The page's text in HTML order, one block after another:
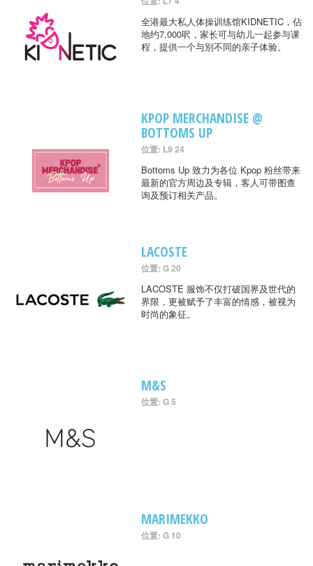
全港最大私人体操训练馆KIDNETIC，佔
地约7,000呎，家长可与幼儿一起参与课
程，提供一个与別不同的亲子体验。
KPOP MERCHANDISE @
BOTTOMS UP
位置: L9 24
Bottoms Up 致力为各位 Kpop 粉丝带来
最新的官方周边及专辑，客人可带图查
询及预订相关产品。
LACOSTE
位置: G 20
LACOSTE 服饰不仅打破国界及世代的
界限，更被赋予了丰富的情感，被视为
时尚的象征。
M&S
位置: G 5
MARIMEKKO
位置: G 10